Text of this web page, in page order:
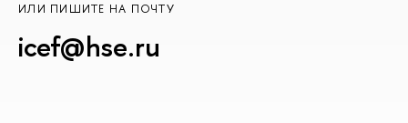
ИЛИ ПИШИТЕ НА ПОЧТУ
icef@hse.ru